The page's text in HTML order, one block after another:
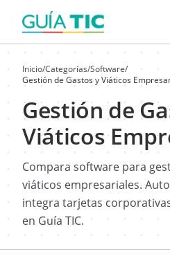
Inicio/Categorías/Software/
Gestión de Gastos y Viáticos
Gestión de
Viáticos
Compara software para
viáticos empresariales.
integra tarjetas
en Guía TIC.